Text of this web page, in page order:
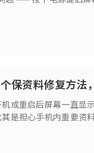
保资料修复方法
或重启后屏幕一直显
是担心手机内重要资